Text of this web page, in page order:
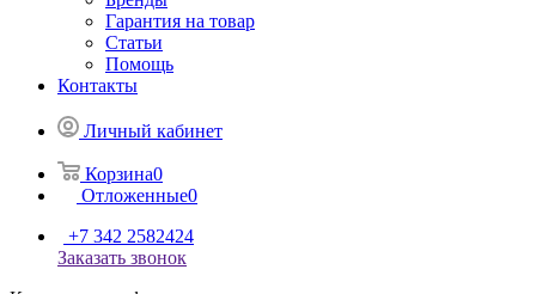
Гарантия на товар
Статьи
Помощь
Контакты
Личный кабинет
Корзина0
Отложенные0
+7 342 2582424
Заказать звонок